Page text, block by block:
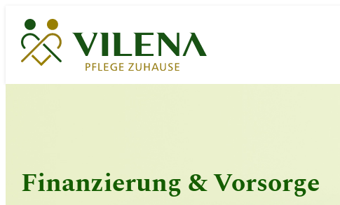
Zum
Inhalt
springen
Finanzierung & Vorsorge